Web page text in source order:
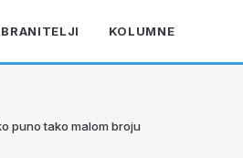
BRANITELJI KOLUMNE
puno tako malom broju